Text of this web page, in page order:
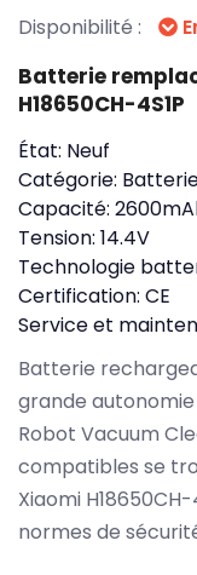
Disponibilité :
Batterie
H18650CH-4S1P
État: Neuf
Catégorie:
Capacité:
Tension: 14.4V
Technologie
Certification: CE
Service et
Batterie
grande
Robot Vacuum
compatibles se
Xiaomi
normes de